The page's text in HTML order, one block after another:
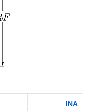
INA